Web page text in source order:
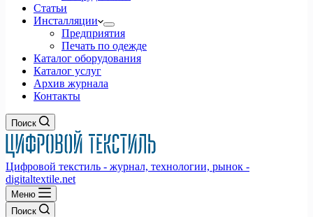
Статьи
Инсталляции
Предприятия
Печать по одежде
Каталог оборудования
Каталог услуг
Архив журнала
Контакты
Поиск
Цифровой текстиль - журнал, технологии, рынок -
digitaltextile.net
Меню
Поиск